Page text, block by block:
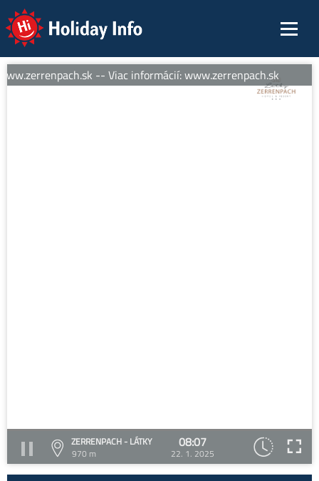
Holiday Info
-- Viac informácií: www.zerrenpach.sk
ZERRENPACH - LÁTKY
970 m
08:07
22. 1. 2025